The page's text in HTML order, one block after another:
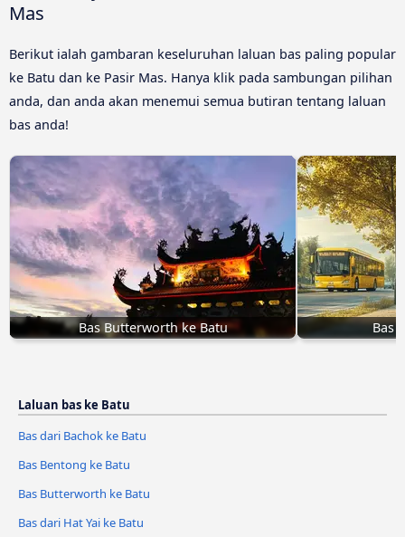
Mas
Berikut ialah gambaran keseluruhan laluan bas paling popular
ke Batu dan ke Pasir Mas. Hanya klik pada sambungan pilihan
anda, dan anda akan menemui semua butiran tentang laluan
bas anda!
Bas Butterworth ke Batu Bas
Laluan bas ke Batu
Bas dari Bachok ke Batu
Bas Bentong ke Batu
Bas Butterworth ke Batu
Bas dari Hat Yai ke Batu